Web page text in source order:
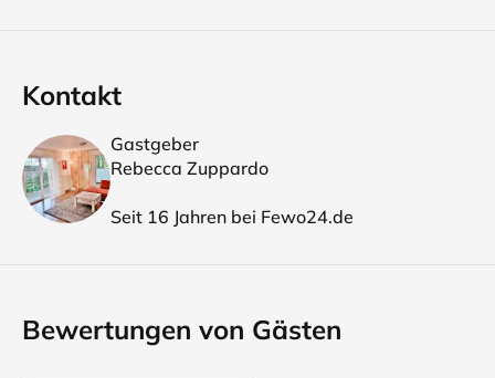
Kontakt
Gastgeber
Rebecca Zuppardo
Seit 16 Jahren bei Fewo24.de
Bewertungen von Gästen